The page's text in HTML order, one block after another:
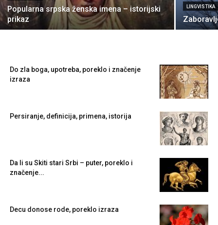
Popularna srpska ženska imena – istorijski
prikaz
LINGVISTIKA
Do zla boga, upotreba, poreklo i značenje
izraza
Persiranje, definicija, primena, istorija
Da li su Skiti stari Srbi – puter, poreklo i
značenje...
Decu donose rode, poreklo izraza